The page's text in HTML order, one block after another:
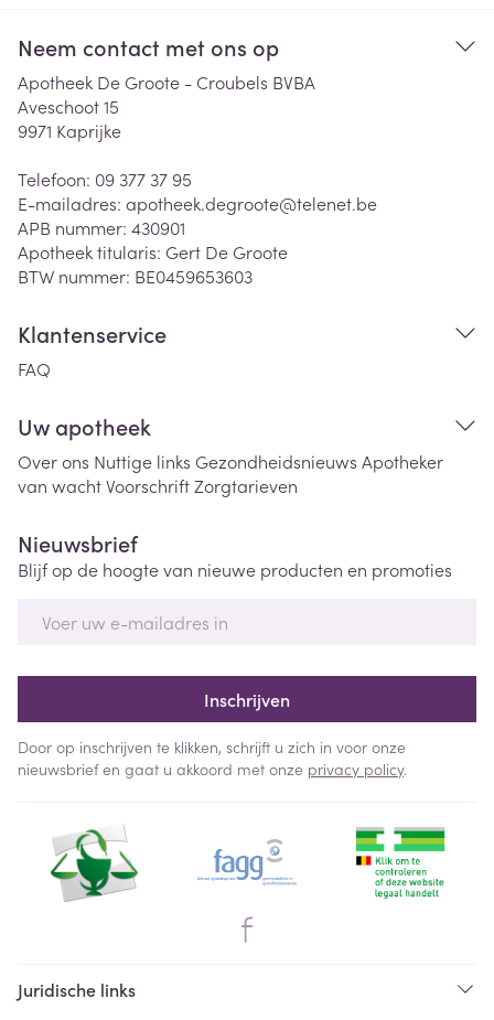
Neem contact met ons op
Apotheek De Groote - Croubels BVBA
Aveschoot 15
9971 Kaprijke
Telefoon: 09 377 37 95
E-mailadres: apotheek.degroote@telenet.be
APB nummer: 430901
Apotheek titularis: Gert De Groote
BTW nummer: BE0459653603
Klantenservice
FAQ
Uw apotheek
Over ons Nuttige links Gezondheidsnieuws Apotheker
van wachtVoorschriftZorgtarieven
Nieuwsbrief
Blijf op de hoogte van nieuwe producten en promoties
Inschrijven
Door op inschrijven te klikken, schrijft u zich in voor onze
nieuwsbrief en gaat u akkoord met onze privacy policy.
Juridische links